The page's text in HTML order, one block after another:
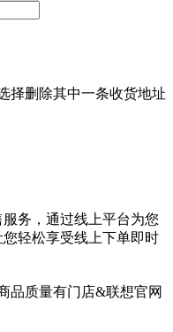
择删除其中一条收货地址
务，通过线上平台为您
轻松享受线上下单即时
品质量有门店&联想官网